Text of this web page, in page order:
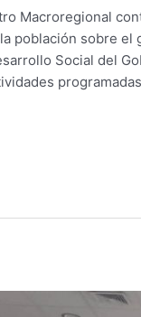
Macroregional
población sobre
Social del